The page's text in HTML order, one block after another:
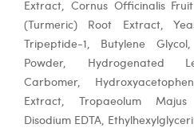
Extract, Cornus Officinalis
(Turmeric) Root Extract,
Tripeptide-1, Butylene
Powder, Hydrogenated
Carbomer,
Extract, Tropaeolum Majus
Disodium EDTA,